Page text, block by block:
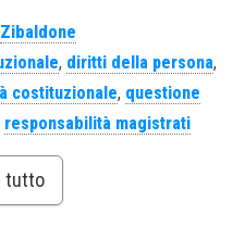
Zibaldone
, diritti della persona,
costituzionale, questione
responsabilità magistrati
tutto